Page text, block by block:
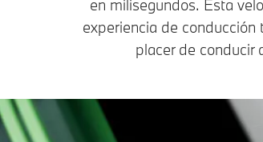
en milisegundos. Esta
experiencia de
placer de conducir